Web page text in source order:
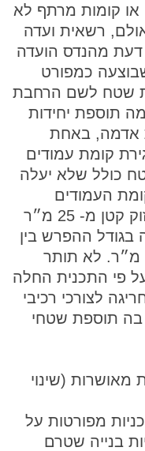
או קומות מרתף לא
רשאית ועדה
מהנדס הועדה
כמפורט
תוספת שטח לשם הרחבת
תוספת יחידות
אדמה, באחת
קומת עמודים
כולל שלא יעלה
קומת העמודים
המפולשת שנסגר לצורך החיזוק קטן מ- 25 מ״ר
בגודל ההפרש בין
קומת העמודים לבין 25 מ״ר. לא תותר
פי התכנית החלה
לצורכי רכיבי
בה תוספת שטחי
מאושרות (שינוי
מפורטות על
בנייה שטרם